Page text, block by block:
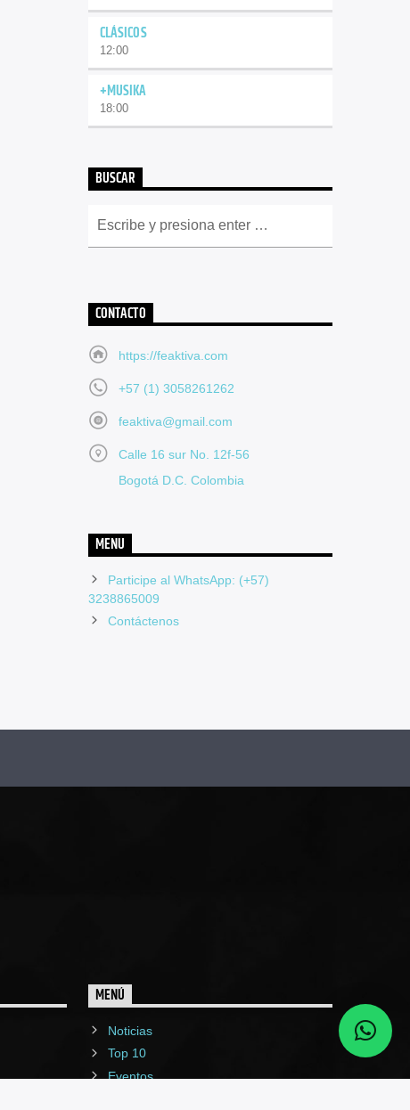
CLÁSICOS
12:00
+MUSIKA
18:00
BUSCAR
CONTACTO
https://feaktiva.com
+57 (1) 3058261262
feaktiva@gmail.com
Calle 16 sur No. 12f-56
Bogotá D.C. Colombia
MENU
Participe al WhatsApp: (+57)
3238865009
Contáctenos
MENÚ
Noticias
Top 10
Eventos